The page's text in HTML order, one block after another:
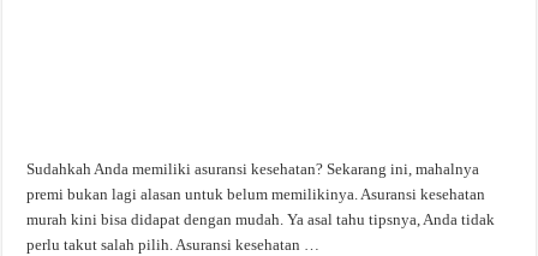
Sudahkah Anda memiliki asuransi kesehatan? Sekarang ini, mahalnya
premi bukan lagi alasan untuk belum memilikinya. Asuransi kesehatan
murah kini bisa didapat dengan mudah. Ya asal tahu tipsnya, Anda tidak
perlu takut salah pilih. Asuransi kesehatan …